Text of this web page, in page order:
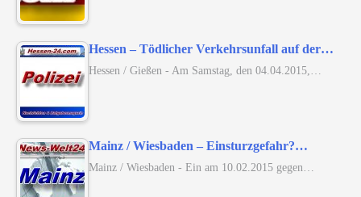
Hessen – Tödlicher Verkehrsunfall auf der…
Hessen / Gießen - Am Samstag, den 04.04.2015,…
Mainz / Wiesbaden – Einsturzgefahr?…
Mainz / Wiesbaden - Ein am 10.02.2015 gegen…